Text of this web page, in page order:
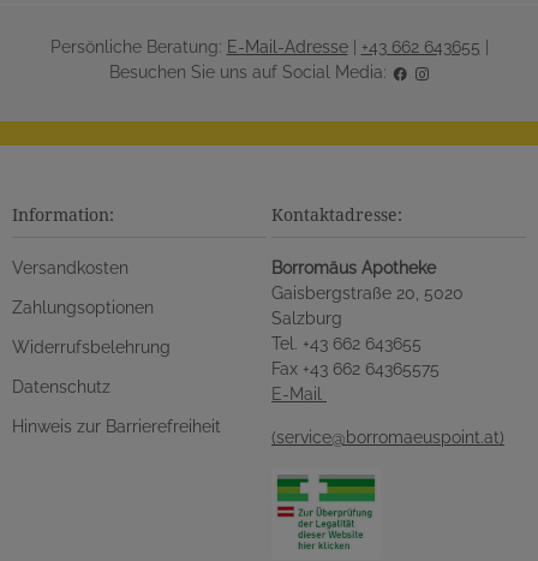
Persönliche Beratung: E-Mail-Adresse| +43 662 643655
Besuchen Sie uns auf Social Media:
Information:
Versandkosten
Zahlungsoptionen
Widerrufsbelehrung
Datenschutz
Hinweis zur Barrierefreiheit
Kontaktadresse:
Borromäus Apotheke
Gaisbergstraße 20, 5020
Salzburg
Tel. +43 662 643655
Fax +43 662 64365575
E-Mail
(service@borromaeuspoint.at)